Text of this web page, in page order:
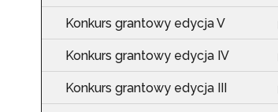
Konkurs grantowy edycja V
Konkurs grantowy edycja IV
Konkurs grantowy edycja III